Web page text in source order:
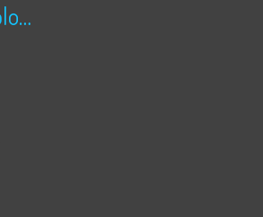
Publié depuis Overblog et Facebook